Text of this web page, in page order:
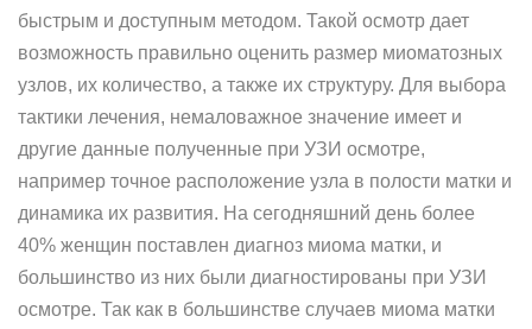
быстрым и доступным методом. Такой осмотр дает
возможность правильно оценить размер миоматозных
узлов, их количество, а также их структуру. Для выбора
тактики лечения, немаловажное значение имеет и
другие данные полученные при УЗИ осмотре,
например точное расположение узла в полости матки и
динамика их развития. На сегодняшний день более
40% женщин поставлен диагноз миома матки, и
большинство из них были диагностированы при УЗИ
осмотре. Так как в большинстве случаев миома матки